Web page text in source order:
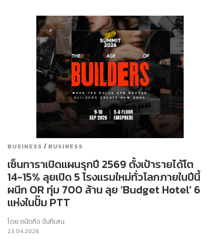
BUSINESS / BUSINESS
เซ็นทาราเปิดแผนรุกปี 2569 ตั้งเป้ารายได้โต
14-15% ลุยเปิด 5 โรงแรมใหม่ทั่วโลกภายในปีนี้
ผนึก OR ทุ่ม 700 ล้าน ลุย ‘Budget Hotel’ 6
แห่งในปั๊ม PTT
โดยถนัดกิจ จันกิเสน
23.04.2026